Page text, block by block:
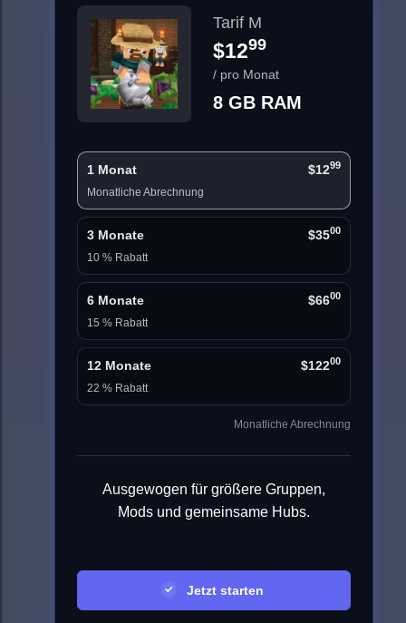
Tarif M
$1299
/ pro Monat
8 GB RAM
1 Monat $1299
Monatliche Abrechnung
3 Monate $3500
10 % Rabatt
6 Monate $6600
15 % Rabatt
12 Monate $12200
22 % Rabatt
Monatliche Abrechnung
Ausgewogen für größere Gruppen,
Mods und gemeinsame Hubs.
Jetzt starten